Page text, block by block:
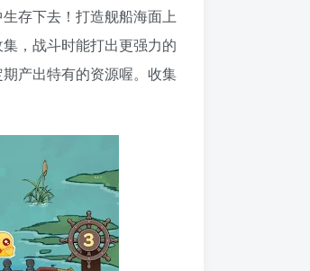
存下去！打造舰船海面上
，战斗时能打出更强力的
产出特有的资源喔。收集